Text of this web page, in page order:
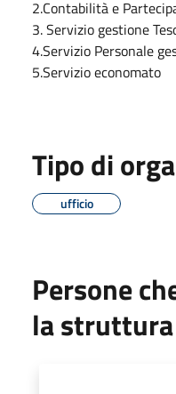
2.Contabilità e
3. Servizio gestione
4.Servizio Personale
5.Servizio economato
Tipo di
ufficio
Persone
la struttura